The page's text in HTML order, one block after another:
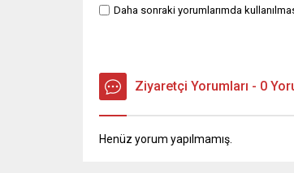
Daha sonraki yorumlarımda
Ziyaretçi Yorumları - 0
Henüz yorum yapılmamış.